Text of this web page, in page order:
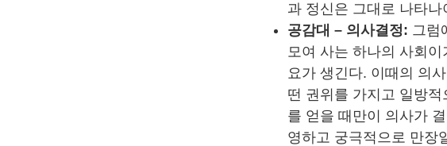
과 정신은 그대로 나타나
공감대 – 의사결정: 그럼
모여 사는 하나의 사회
요가 생긴다. 이때의 의
떤 권위를 가지고 일방
를 얻을 때만이 의사가
영하고 궁극적으로 만장